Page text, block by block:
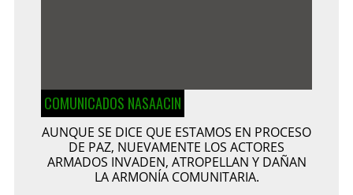
COMUNICADOS NASAACIN
AUNQUE SE DICE QUE ESTAMOS EN PROCESO
DE PAZ, NUEVAMENTE LOS ACTORES
ARMADOS INVADEN, ATROPELLAN Y DAÑAN
LA ARMONÍA COMUNITARIA.